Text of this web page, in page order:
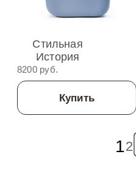
Стильная
История
8200 руб.
Купить
12